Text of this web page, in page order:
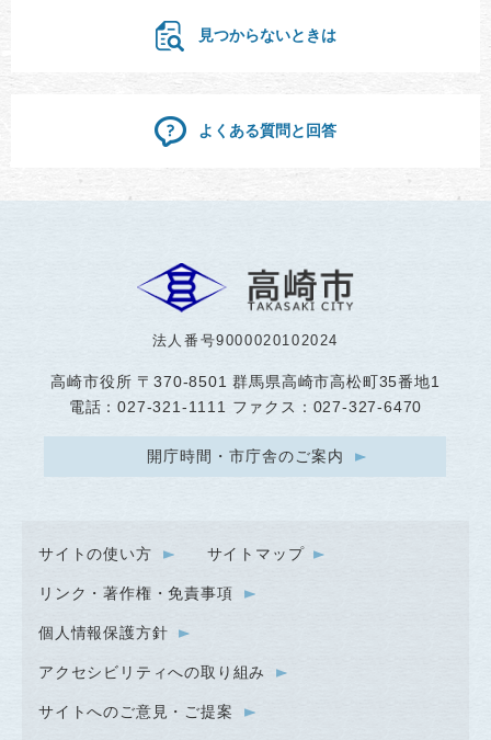
見つからないときは
よくある質問と回答
法人番号9000020102024
高崎市役所 〒370-8501 群馬県高崎市高松町35番地1
電話：027-321-1111 ファクス：027-327-6470
開庁時間・市庁舎のご案内
サイトの使い方 サイトマップ
リンク・著作権・免責事項
個人情報保護方針
アクセシビリティへの取り組み
サイトへのご意見・ご提案